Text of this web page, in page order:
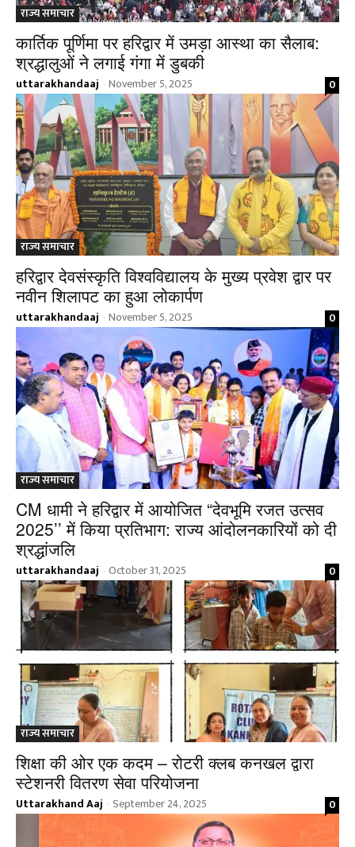
राज्य समाचार
कार्तिक पूर्णिमा पर हरिद्वार में उमड़ा आस्था का सैलाब:
श्रद्धालुओं ने लगाई गंगा में डुबकी
uttarakhandaaj - November 5, 2025 0
राज्य समाचार
हरिद्वार देवसंस्कृति विश्वविद्यालय के मुख्य प्रवेश द्वार पर
नवीन शिलापट का हुआ लोकार्पण
uttarakhandaaj - November 5, 2025 0
राज्य समाचार
CM धामी ने हरिद्वार में आयोजित “देवभूमि रजत उत्सव
2025’’ में किया प्रतिभाग: राज्य आंदोलनकारियों को दी
श्रद्धांजलि
uttarakhandaaj - October 31, 2025 0
राज्य समाचार
शिक्षा की ओर एक कदम – रोटरी क्लब कनखल द्वारा
स्टेशनरी वितरण सेवा परियोजना
Uttarakhand Aaj - September 24, 2025 0